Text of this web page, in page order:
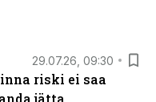
29.07.26, 09:30
riski ei saa
jätta